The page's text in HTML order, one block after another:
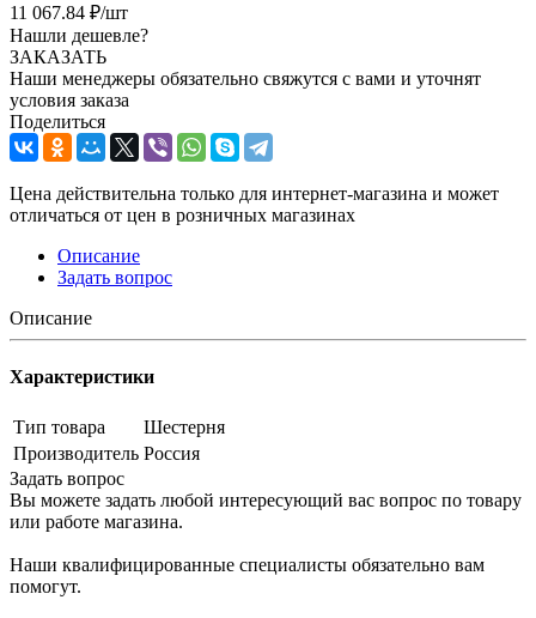
11 067.84 ₽/шт
Нашли дешевле?
ЗАКАЗАТЬ
Наши менеджеры обязательно свяжутся с вами и уточнят
условия заказа
Поделиться
Цена действительна только для интернет-магазина и может
отличаться от цен в розничных магазинах
Описание
Задать вопрос
Описание
Характеристики
Тип товара
Шестерня
Производитель Россия
Задать вопрос
Вы можете задать любой интересующий вас вопрос по товару
или работе магазина.
Наши квалифицированные специалисты обязательно вам
помогут.